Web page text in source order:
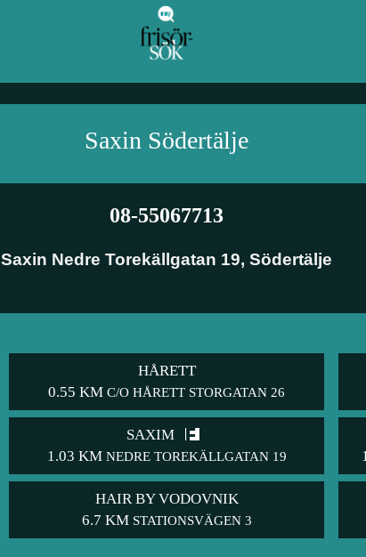
Saxin Södertälje
08-55067713
Saxin Nedre Torekällgatan 19, Södertälje
HÅRETT
0.55 KM C/O HÅRETT STORGATAN 26
SAXIM
1.03 KM NEDRE TOREKÄLLGATAN 19
HAIR BY VODOVNIK
6.7 KM STATIONSVÄGEN 3